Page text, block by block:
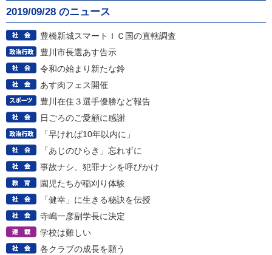
2019/09/28 のニュース
豊橋新城スマートＩＣ国の直轄調査
豊川市長選あす告示
令和の始まり新たな鈴
あす肉フェス開催
豊川在住３選手優勝など報告
日ごろのご愛顧に感謝
「早ければ10年以内に」
「あじのひらき」忘れずに
事故ナシ、犯罪ナシを呼びかけ
園児たちが稲刈り体験
「健幸」に生きる秘訣を伝授
寺嶋一彦副学長に決定
学校は難しい
各クラブの成長を願う